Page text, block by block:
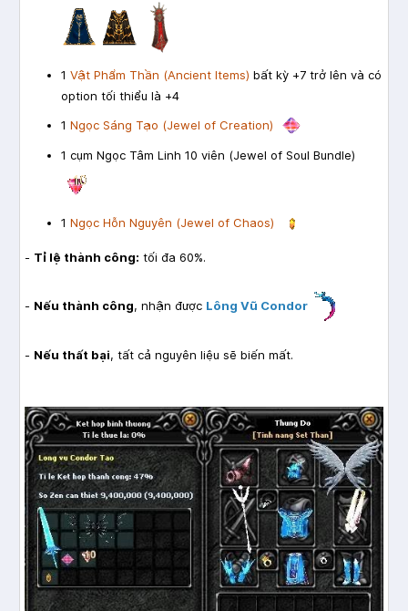
1 Vật Phẩm Thần (Ancient Items) bất kỳ +7 trở lên và có
option tối thiểu là +4
1 Ngọc Sáng Tạo (Jewel of Creation)
1 cụm Ngọc Tâm Linh 10 viên (Jewel of Soul Bundle)
1 Ngọc Hỗn Nguyên (Jewel of Chaos)
- Tỉ lệ thành công: tối đa 60%.
- Nếu thành công, nhận được Lông Vũ Condor
- Nếu thất bại, tất cả nguyên liệu sẽ biến mất.